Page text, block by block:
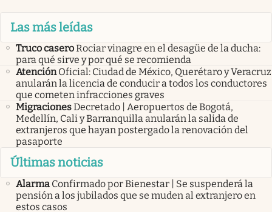
Las más leídas
Truco caseroRociar vinagre en el desagüe de la ducha:
para qué sirve y por qué se recomienda
Atención Oficial: Ciudad de México, Querétaro y Veracruz
anularán la licencia de conducir a todos los conductores
que cometen infracciones graves
MigracionesDecretado | Aeropuertos de Bogotá,
Medellín, Cali y Barranquilla anularán la salida de
extranjeros que hayan postergado la renovación del
pasaporte
Últimas noticias
Alarma Confirmado por Bienestar | Se suspenderá la
pensión a los jubilados que se muden al extranjero en
estos casos